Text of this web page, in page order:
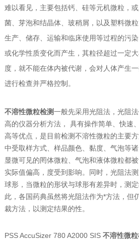
难以看见，主要包括钙、硅等元机微粒，
菌、芽泡和结晶体、玻稍屑，以及塑料微
生产、储存、运输和临床使用等过程的污
或化学性质变化而产生，其粒径超过一定
度，就不能在体内被代谢，会对人体产生
进行检查并严格控制。
不溶性微粒检测一般先采用光阻法，光阻
高的仪器分析方法， 具有操作简单、快速
高等优点，是目前检测不溶性微粒的主要
中受取样方式、样品颜色、黏度、气泡等
显微可见的罔体微粒、气泡和液体微粒都
实际值偏高，度受到影响。同时，光阻法
球形，当微粒的形状与球形有差异时，测
此，各国药典虽然将光阻法作为*方法，但
裁方法，以测定结果的性。
PSS AccuSizer 780 A2000 SIS 不溶性微